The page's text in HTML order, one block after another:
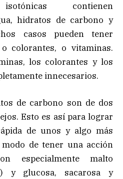
contienen
hidratos de carbono y
casos pueden tener
colorantes, o vitaminas.
los colorantes y los
innecesarios.
de carbono son de dos
Esto es así para lograr
de unos y algo más
de tener una acción
especialmente malto
y glucosa, sacarosa y